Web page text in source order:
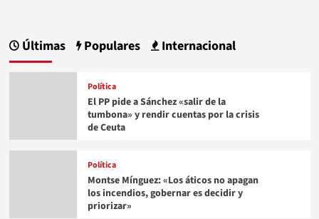
Últimas Populares Internacional
Política
El PP pide a Sánchez «salir de la
tumbona» y rendir cuentas por la crisis
de Ceuta
Política
Montse Mínguez: «Los áticos no apagan
los incendios, gobernar es decidir y
priorizar»